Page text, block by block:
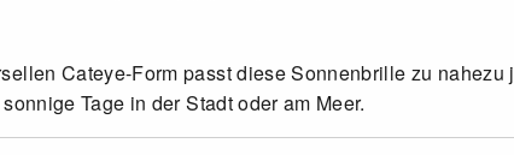
Cateye-Form passt diese Sonnenbrille zu
Tage in der Stadt oder am Meer.